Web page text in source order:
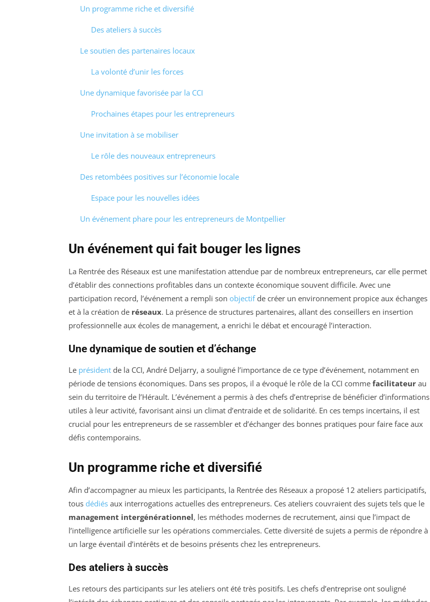
Un programme riche et diversifié
Des ateliers à succès
Le soutien des partenaires locaux
La volonté d’unir les forces
Une dynamique favorisée par la CCI
Prochaines étapes pour les entrepreneurs
Une invitation à se mobiliser
Le rôle des nouveaux entrepreneurs
Des retombées positives sur l’économie locale
Espace pour les nouvelles idées
Un événement phare pour les entrepreneurs de Montpellier
Un événement qui fait bouger les lignes
La Rentrée des Réseaux est une manifestation attendue par de nombreux entrepreneurs, car elle permet
d’établir des connections profitables dans un contexte économique souvent difficile. Avec une
participation record, l’événement a rempli son objectifde créer un environnement propice aux échanges
et à la création de réseaux. La présence de structures partenaires, allant des conseillers en insertion
professionnelle aux écoles de management, a enrichi le débat et encouragé l’interaction.
Une dynamique de soutien et d’échange
Le président de la CCI, André Deljarry, a souligné l’importance de ce type d’événement, notamment en
période de tensions économiques. Dans ses propos, il a évoqué le rôle de la CCI comme facilitateur au
sein du territoire de l’Hérault. L’événement a permis à des chefs d’entreprise de bénéficier d’informations
utiles à leur activité, favorisant ainsi un climat d’entraide et de solidarité. En ces temps incertains, il est
crucial pour les entrepreneurs de se rassembler et d’échanger des bonnes pratiques pour faire face aux
défis contemporains.
Un programme riche et diversifié
Afin d’accompagner au mieux les participants, la Rentrée des Réseaux a proposé 12 ateliers participatifs,
tous dédiés aux interrogations actuelles des entrepreneurs. Ces ateliers couvraient des sujets tels que le
management intergénérationnel, les méthodes modernes de recrutement, ainsi que l’impact de
l’intelligence artificielle sur les opérations commerciales. Cette diversité de sujets a permis de répondre à
un large éventail d’intérêts et de besoins présents chez les entrepreneurs.
Des ateliers à succès
Les retours des participants sur les ateliers ont été très positifs. Les chefs d’entreprise ont souligné